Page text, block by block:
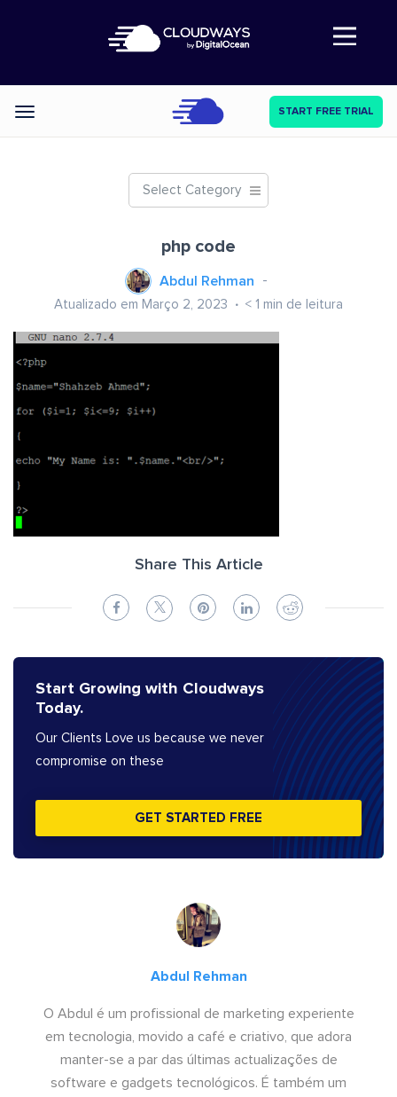
Abre a navegação
Categories START FREE TRIAL
Select Category
php code
Abdul Rehman
Atualizado em Março 2, 2023 < 1 min de leitura
Share This Article
Start Growing with Cloudways
Today.
Our Clients Love us because we never
compromise on these
GET STARTED FREE
Abdul Rehman
O Abdul é um profissional de marketing experiente
em tecnologia, movido a café e criativo, que adora
manter-se a par das últimas actualizações de
software e gadgets tecnológicos. É também um